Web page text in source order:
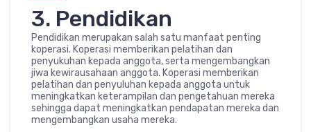
3. Pendidikan
Pendidikan merupakan salah satu manfaat penting
koperasi. Koperasi memberikan pelatihan dan
penyukuhan kepada anggota, serta mengembangkan
jiwa kewirausahaan anggota. Koperasi memberikan
pelatihan dan penyuluhan kepada anggota untuk
meningkatkan keterampilan dan pengetahuan mereka
sehingga dapat meningkatkan pendapatan mereka dan
mengembangkan usaha mereka.